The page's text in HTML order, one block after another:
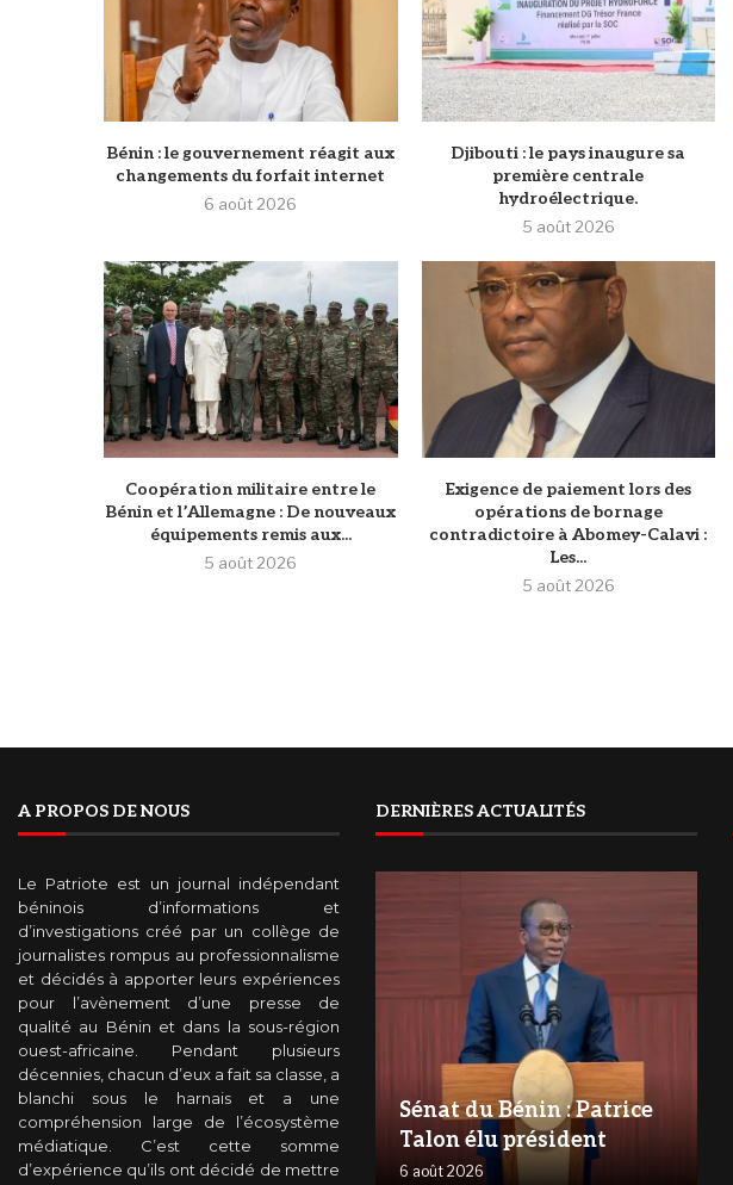
Bénin : le gouvernement réagit aux
changements du forfait internet
6 août 2026
Djibouti : le pays inaugure sa
première centrale
hydroélectrique.
5 août 2026
Coopération militaire entre le
Bénin et l’Allemagne : De nouveaux
équipements remis aux...
5 août 2026
Exigence de paiement lors des
opérations de bornage
contradictoire à Abomey-Calavi :
Les...
5 août 2026
A PROPOS DE NOUS
Le Patriote est un journal indépendant
béninois d’informations et
d’investigations créé par un collège de
journalistes rompus au professionnalisme
et décidés à apporter leurs expériences
pour l’avènement d’une presse de
qualité au Bénin et dans la sous-région
ouest-africaine. Pendant plusieurs
décennies, chacun d’eux a fait sa classe, a
blanchi sous le harnais et a une
compréhension large de l’écosystème
médiatique. C’est cette somme
d’expérience qu’ils ont décidé de mettre
DERNIÈRES ACTUALITÉS
Sénat du Bénin : Patrice
Talon élu président
6 août 2026